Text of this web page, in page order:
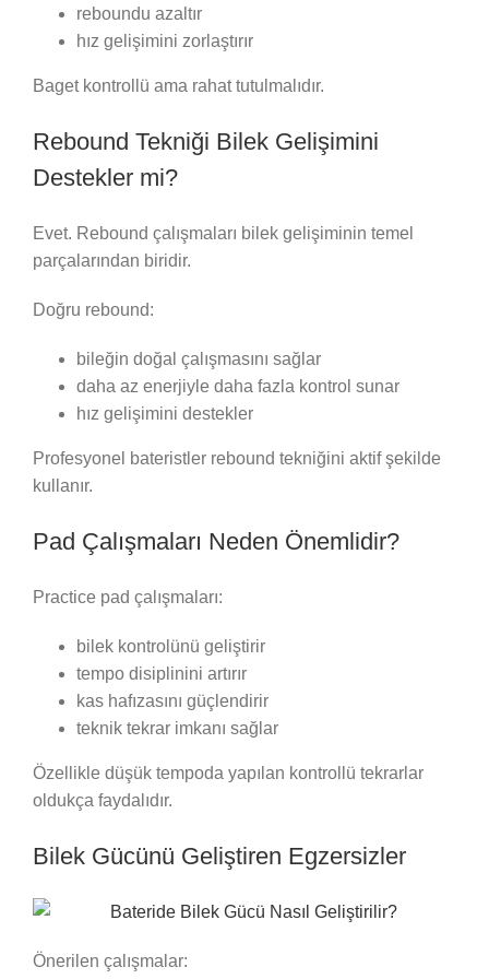
reboundu azaltır
hız gelişimini zorlaştırır
Baget kontrollü ama rahat tutulmalıdır.
Rebound Tekniği Bilek Gelişimini
Destekler mi?
Evet. Rebound çalışmaları bilek gelişiminin temel
parçalarından biridir.
Doğru rebound:
bileğin doğal çalışmasını sağlar
daha az enerjiyle daha fazla kontrol sunar
hız gelişimini destekler
Profesyonel bateristler rebound tekniğini aktif şekilde
kullanır.
Pad Çalışmaları Neden Önemlidir?
Practice pad çalışmaları:
bilek kontrolünü geliştirir
tempo disiplinini artırır
kas hafızasını güçlendirir
teknik tekrar imkanı sağlar
Özellikle düşük tempoda yapılan kontrollü tekrarlar
oldukça faydalıdır.
Bilek Gücünü Geliştiren Egzersizler
Önerilen çalışmalar: